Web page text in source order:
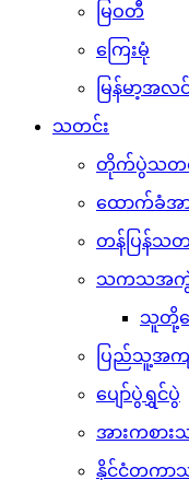
မြဝတီ
ကြေးမုံ
မြန်မာ့အလင်
သတင်း
တိုက်ပွဲသတ
ထောက်ခံအာ
တန်ပြန်သတ
သကသအကွဲ
သူတို့ပ
ပြည်သူ့အက
ပျော်ပွဲရွှင်ပွဲ
အားကစား
နိုင်ငံတကာ